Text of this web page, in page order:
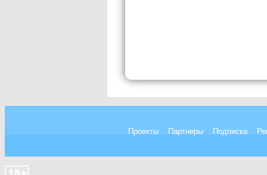
Проекты Партнеры Подписка